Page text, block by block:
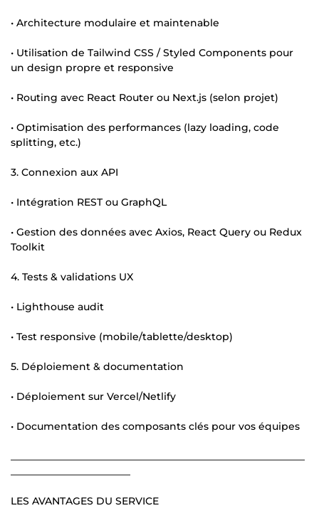
• Architecture modulaire et maintenable
• Utilisation de Tailwind CSS / Styled Components pour
un design propre et responsive
• Routing avec React Router ou Next.js (selon projet)
• Optimisation des performances (lazy loading, code
splitting, etc.)
3. Connexion aux API
• Intégration REST ou GraphQL
• Gestion des données avec Axios, React Query ou Redux
Toolkit
4. Tests & validations UX
• Lighthouse audit
• Test responsive (mobile/tablette/desktop)
5. Déploiement & documentation
• Déploiement sur Vercel/Netlify
• Documentation des composants clés pour vos équipes
LES AVANTAGES DU SERVICE